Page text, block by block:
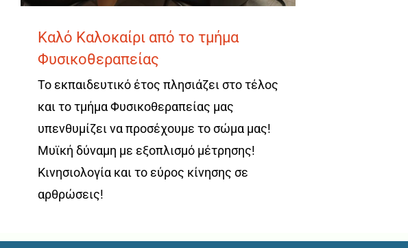
Καλό Καλοκαίρι από το τμήμα
Φυσικοθεραπείας
Το εκπαιδευτικό έτος πλησιάζει στο τέλος
και το τμήμα Φυσικοθεραπείας μας
υπενθυμίζει να προσέχουμε το σώμα μας!
Μυϊκή δύναμη με εξοπλισμό μέτρησης!
Κινησιολογία και το εύρος κίνησης σε
αρθρώσεις!